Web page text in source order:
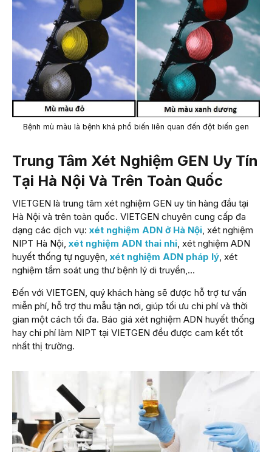
Bệnh mù màu là bệnh khá phổ biến liên quan đến đột biến gen
Trung Tâm Xét Nghiệm GEN Uy Tín
Tại Hà Nội Và Trên Toàn Quốc
VIETGEN là trung tâm xét nghiệm GEN uy tín hàng đầu tại
Hà Nội và trên toàn quốc. VIETGEN chuyên cung cấp đa
dạng các dịch vụ: xét nghiệm ADN ở Hà Nội, xét nghiệm
NIPT Hà Nội, xét nghiệm ADN thai nhi, xét nghiệm ADN
huyết thống tự nguyện, xét nghiệm ADN pháp lý, xét
nghiệm tầm soát ung thư bệnh lý di truyền,…
Đến với VIETGEN, quý khách hàng sẽ được hỗ trợ tư vấn
miễn phí, hỗ trợ thu mẫu tận nơi, giúp tối ưu chi phí và thời
gian một cách tối đa. Báo giá xét nghiệm ADN huyết thống
hay chi phí làm NIPT tại VIETGEN đều được cam kết tốt
nhất thị trường.